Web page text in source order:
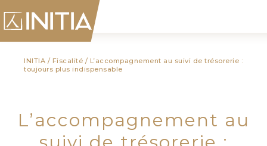
INITIA / Fiscalité / L’accompagnement au suivi de trésorerie :
toujours plus indispensable
L’accompagnement au